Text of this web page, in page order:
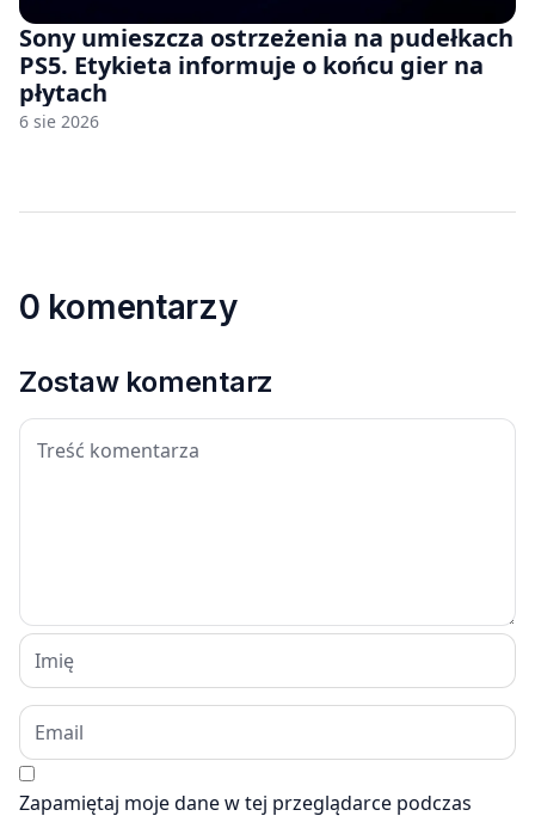
Sony umieszcza ostrzeżenia na pudełkach
PS5. Etykieta informuje o końcu gier na
płytach
6 sie 2026
0 komentarzy
Zostaw komentarz
Zapamiętaj moje dane w tej przeglądarce podczas